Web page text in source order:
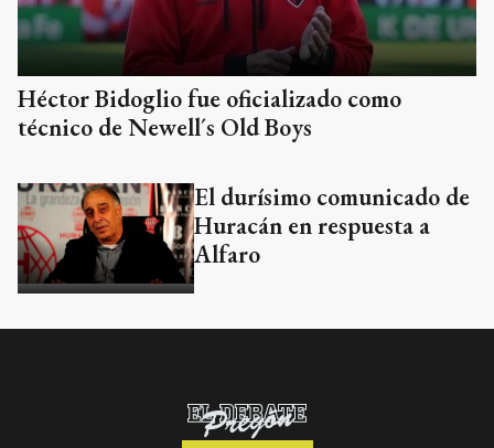
Héctor Bidoglio fue oficializado como
técnico de Newell´s Old Boys
El durísimo comunicado de
Huracán en respuesta a
Alfaro